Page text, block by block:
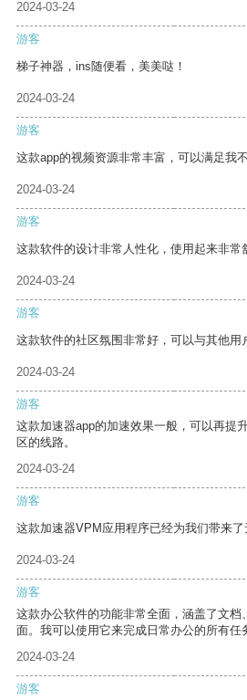
2024-03-24
游客
梯子神器，ins随便看，美美哒！
2024-03-24
游客
这款app的视频资源非常丰富，可以满足我
2024-03-24
游客
这款软件的设计非常人性化，使用起来非常
2024-03-24
游客
这款软件的社区氛围非常好，可以与其他用
2024-03-24
游客
这款加速器app的加速效果一般，可以再提
区的线路。
2024-03-24
游客
这款加速器VPM应用程序已经为我们带来了
2024-03-24
游客
这款办公软件的功能非常全面，涵盖了文档
面。我可以使用它来完成日常办公的所有任
2024-03-24
游客